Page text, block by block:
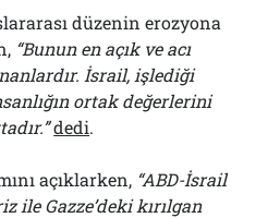
düzenin erozyona
“Bunun en açık ve acı
İsrail, işlediği
ortak değerlerini
dedi.
açıklarken, “ABD-İsrail
ile Gazze’deki kırılgan